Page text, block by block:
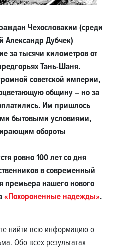
Чехословакии (среди
Александр Дубчек)
за тысячи километров от
Тань-Шаня.
советской империи,
общину – но за
Им пришлось
бытовыми условиями,
обороты
ровно 100 лет со дня
в современный
премьера нашего нового
«Похороненные надежды».
найти всю информацию о
Обо всех результатах